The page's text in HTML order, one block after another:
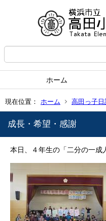
ホーム
現在位置： ホーム 高田っ子日
成長・希望・感謝
本日、４年生の「二分の一成